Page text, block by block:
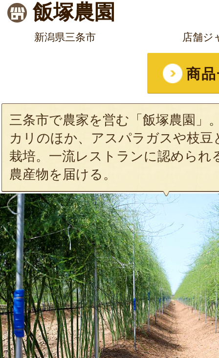
飯塚農園
新潟県三条市 店舗ジ
商
三条市で農家を営む「飯塚農園」
カリのほか、アスパラガスや枝豆
栽培。一流レストランに認められ
農産物を届ける。